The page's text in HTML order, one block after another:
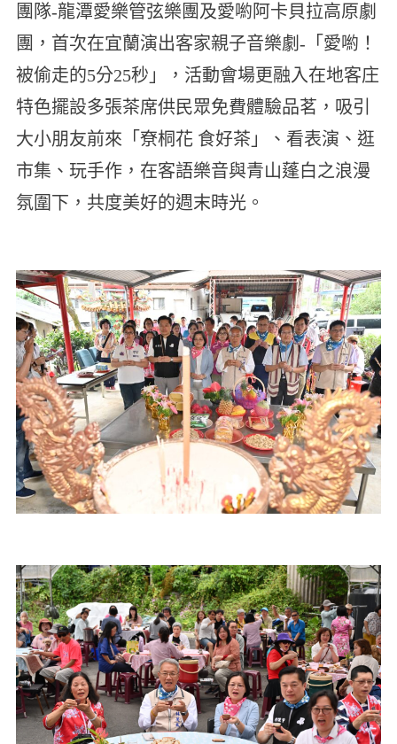
團隊-龍潭愛樂管弦樂團及愛喲阿卡貝拉高原劇
團，首次在宜蘭演出客家親子音樂劇-「愛喲！
被偷走的5分25秒」，活動會場更融入在地客庄
特色擺設多張茶席供民眾免費體驗品茗，吸引
大小朋友前來「尞桐花 食好茶」、看表演、逛
市集、玩手作，在客語樂音與青山蓬白之浪漫
氛圍下，共度美好的週末時光。